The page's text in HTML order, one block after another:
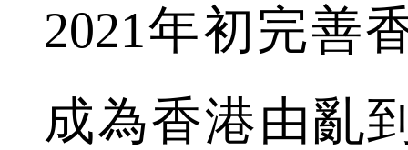
2021年初完善
成為香港由亂